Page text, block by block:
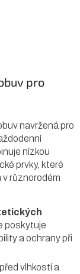
pro
navržená pro
nízkou
prvky, které
různorodém
poskytuje
a ochrany při
vlhkostí a